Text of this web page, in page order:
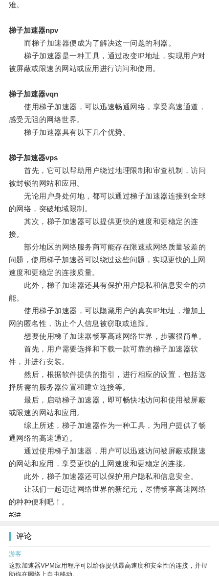
难。
梯子加速器npv
而梯子加速器便成为了解决这一问题的利器。
梯子加速器是一种工具，通过改变IP地址，实现用户对
被屏蔽或限速的网站或应用进行访问和使用。
梯子加速器vqn
使用梯子加速器，可以迅速畅通网络，享受高速通道，
感受无阻的网络世界。
梯子加速器具有以下几个优势。
梯子加速器vps
首先，它可以帮助用户绕过地理限制和审查机制，访问
被封锁的网站和应用。
无论用户身处何地，都可以通过梯子加速器连接到全球
的网络，突破地域限制。
其次，梯子加速器可以提供更快的速度和更稳定的连
接。
部分地区的网络服务商可能存在限速或网络质量较差的
问题，使用梯子加速器可以绕过这些问题，实现更快的上网
速度和更稳定的连接质量。
此外，梯子加速器还具有保护用户隐私和信息安全的功
能。
使用梯子加速器，可以隐藏用户的真实IP地址，增加上
网的匿名性，防止个人信息被窃取或追踪。
想要使用梯子加速器畅享高速网络世界，步骤很简单。
首先，用户需要选择和下载一款可靠的梯子加速器软
件，并进行安装。
然后，根据软件提供的指引，进行相应的设置，包括选
择所需的服务器位置和建立连接等。
最后，启动梯子加速器，即可畅快地访问和使用被屏蔽
或限速的网站和应用。
综上所述，梯子加速器作为一种工具，为用户提供了畅
通网络的高速通道。
通过使用梯子加速器，用户可以迅速访问被屏蔽或限速
的网站和应用，享受更快的上网速度和更稳定的连接。
此外，梯子加速器还可以保护用户隐私和信息安全。
让我们一起迈进网络世界的新纪元，尽情畅享高速网络
的种种便利吧！。
#3#
评论
游客
这款加速器VPM应用程序可以给你提供最高速度和安全性的连接，并帮
助你在网络上自由移动。